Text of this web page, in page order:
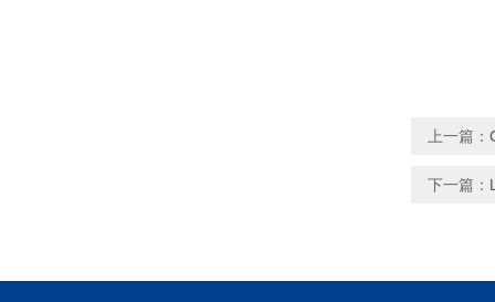
上一篇：
下一篇：